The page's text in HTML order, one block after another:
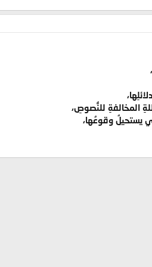
المخالفةِ للنُّصوصِ،
يستحيلُ وقوعُها،